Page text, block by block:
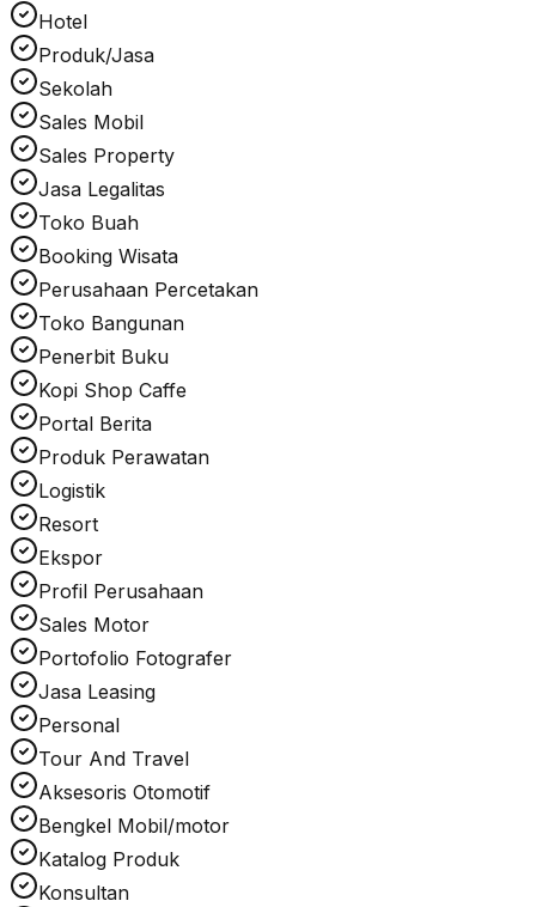
Hotel
Produk/Jasa
Sekolah
Sales Mobil
Sales Property
Jasa Legalitas
Toko Buah
Booking Wisata
Perusahaan Percetakan
Toko Bangunan
Penerbit Buku
Kopi Shop Caffe
Portal Berita
Produk Perawatan
Logistik
Resort
Ekspor
Profil Perusahaan
Sales Motor
Portofolio Fotografer
Jasa Leasing
Personal
Tour And Travel
Aksesoris Otomotif
Bengkel Mobil/motor
Katalog Produk
Konsultan